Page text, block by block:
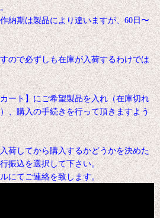
納期は製品により違いますが、60日〜
ので必ずしも在庫が入荷するわけでは
ト】にご希望製品を入れ（在庫切れ
、購入の手続きを行って頂きますよう
します。
荷してから購入するかどうかを決めた
振込を選択して下さい。
にてご連絡を致します。